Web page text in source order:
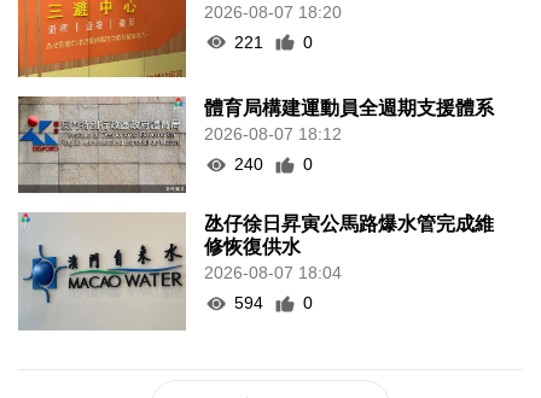
2026-08-07 18:20
221
0
體育局構建運動員全週期支援體系
2026-08-07 18:12
240
0
氹仔徐日昇寅公馬路爆水管完成維
修恢復供水
2026-08-07 18:04
594
0